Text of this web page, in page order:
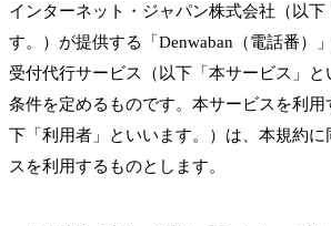
インターネット・ジャパン株式会社（以下
す。）が提供する「Denwaban（電話番）
受付代行サービス（以下「本サービス」
条件を定めるものです。本サービスを利用
下「利用者」といいます。）は、本規約
スを利用するものとします。